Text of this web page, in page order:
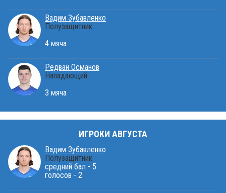
Вадим Зубавленко
Полузащитник
4 мяча
Редван Османов
Нападающий
3 мяча
ИГРОКИ АВГУСТА
Вадим Зубавленко
Полузащитник
средний бал - 5
голосов - 2